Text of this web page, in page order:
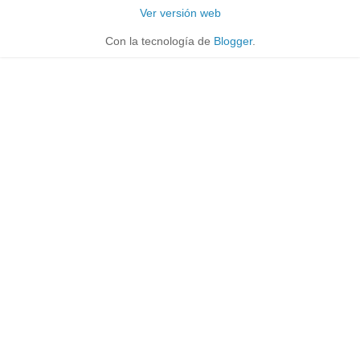
Ver versión web
Con la tecnología de Blogger.